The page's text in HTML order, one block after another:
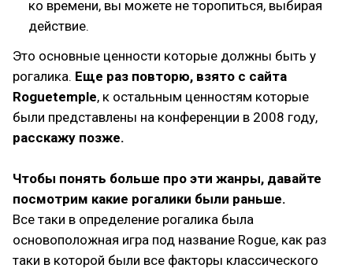
ко времени, вы можете не торопиться, выбирая
действие.
Это основные ценности которые должны быть у
рогалика. Еще раз повторю, взято с сайта
Roguetemple, к остальным ценностям которые
были представлены на конференции в 2008 году,
расскажу позже.
Чтобы понять больше про эти жанры, давайте
посмотрим какие рогалики были раньше.
Все таки в определение рогалика была
основоположная игра под название Rogue, как раз
таки в которой были все факторы классического